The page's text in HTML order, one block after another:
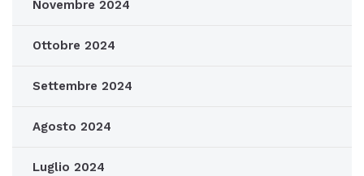
Novembre 2024
Ottobre 2024
Settembre 2024
Agosto 2024
Luglio 2024